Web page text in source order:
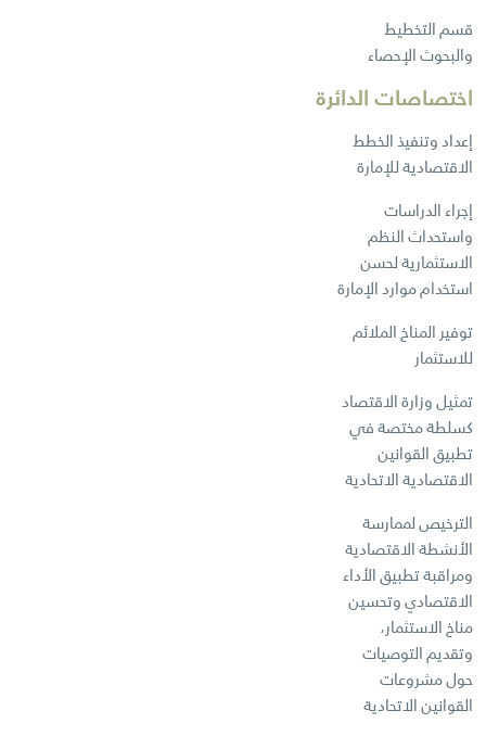
قسم التخطيط
والبحوث الإحصاء
اختصاصات الدائرة
إعداد وتنفيذ الخطط
الاقتصادية للإمارة
إجراء الدراسات
واستحداث النظم
الاستثمارية لحسن
استخدام موارد الإمارة
توفير المناخ الملائم
للاستثمار
تمثيل وزارة الاقتصاد
كسلطة مختصة في
تطبيق القوانين
الاقتصادية الاتحادية
الترخيص لممارسة
الأنشطة الاقتصادية
ومراقبة تطبيق الأداء
الاقتصادي وتحسين
مناخ الاستثمار،
وتقديم التوصيات
حول مشروعات
القوانين الاتحادية